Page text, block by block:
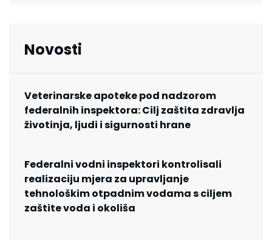
Novosti
Veterinarske apoteke pod nadzorom
federalnih inspektora: Cilj zaštita zdravlja
životinja, ljudi i sigurnosti hrane
Federalni vodni inspektori kontrolisali
realizaciju mjera za upravljanje
tehnološkim otpadnim vodama s ciljem
zaštite voda i okoliša